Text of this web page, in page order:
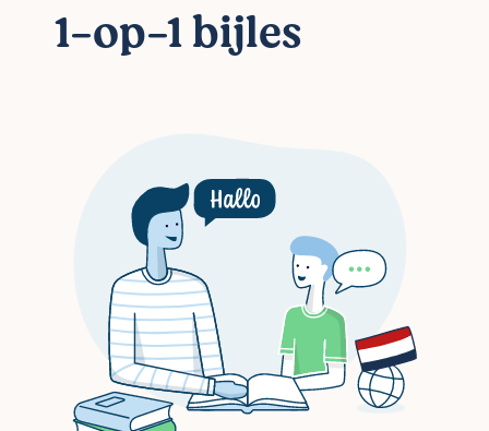
1-op-1 bijles